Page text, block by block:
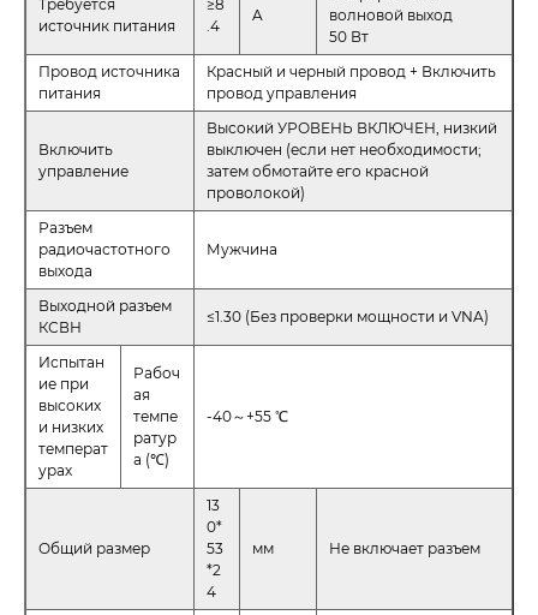
Требуется
источник питания
≥8
.4
A
волновой выход
50 Вт
Провод источника
питания
Красный и черный провод + Включить
провод управления
Включить
управление
Высокий УРОВЕНЬ ВКЛЮЧЕН, низкий
выключен (если нет необходимости;
затем обмотайте его красной
проволокой)
Разъем
радиочастотного
выхода
Мужчина
Выходной разъем
КСВН
≤1.30 (Без проверки мощности и VNA)
Испытан
ие при
высоких
и низких
температ
урах
Рабоч
ая
темпе
ратур
а (℃)
-40～+55 ℃
Общий размер
13
0*
53
*2
4
мм Не включает разъем